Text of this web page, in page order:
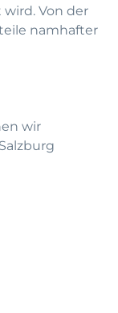
Von der
namhafter
wir